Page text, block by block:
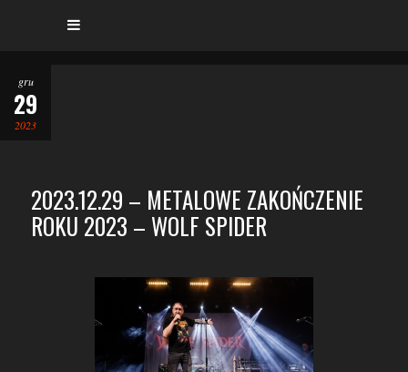
gru
29
2023
2023.12.29 – METALOWE ZAKOŃCZENIE
ROKU 2023 – WOLF SPIDER